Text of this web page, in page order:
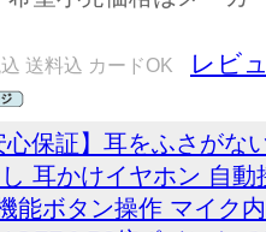
送料込 カードOK
レビ
心保証】耳をふさが
耳かけイヤホン 自
能ボタン操作 マイク